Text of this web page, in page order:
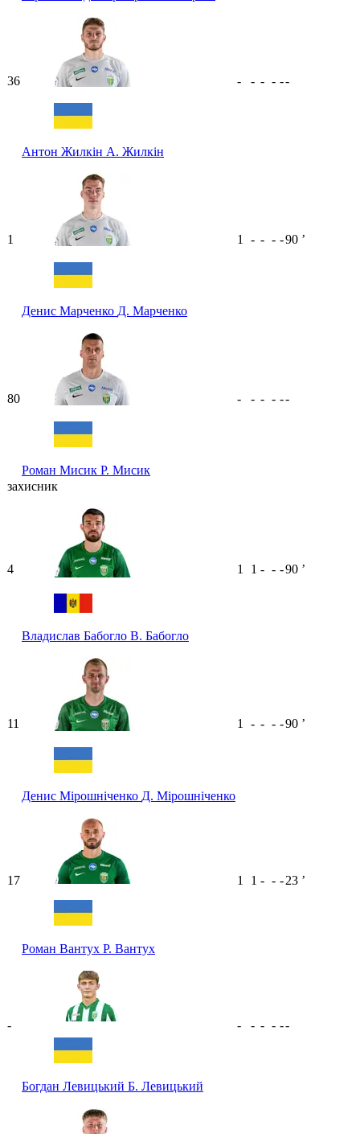
36
Антон Жилкін А. Жилкін
- - - - --
1
Денис Марченко Д. Марченко
1 - - - -90 ʼ
80
Роман Мисик Р. Мисик
- - - - --
захисник
4
Владислав Бабогло В. Бабогло
1 1 - - -90 ʼ
11
Денис Мірошніченко Д. Мірошніченко
1 - - - -90 ʼ
17
Роман Вантух Р. Вантух
1 1 - - -23 ʼ
-
Богдан Левицький Б. Левицький
- - - - --